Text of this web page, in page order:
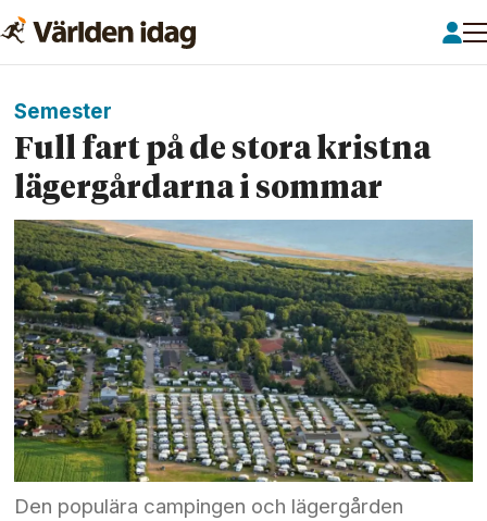
Semester
Full fart på de stora kristna
läger­gårdarna i sommar
Den populära campingen och lägergården